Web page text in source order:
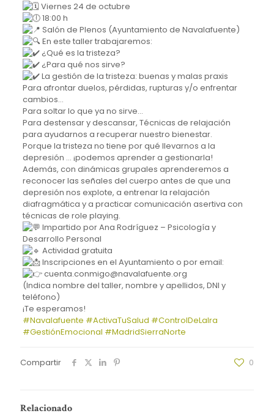
Viernes 24 de octubre
18:00 h
Salón de Plenos (Ayuntamiento de Navalafuente)
En este taller trabajaremos:
¿Qué es la tristeza?
¿Para qué nos sirve?
La gestión de la tristeza: buenas y malas praxis
Para afrontar duelos, pérdidas, rupturas y/o enfrentar
cambios…
Para soltar lo que ya no sirve…
Para destensar y descansar, Técnicas de relajación
para ayudarnos a recuperar nuestro bienestar.
Porque la tristeza no tiene por qué llevarnos a la
depresión … ¡podemos aprender a gestionarla!
Además, con dinámicas grupales aprenderemos a
reconocer las señales del cuerpo antes de que una
depresión nos explote, a entrenar la relajación
diafragmática y a practicar comunicación asertiva con
técnicas de role playing.
Impartido por Ana Rodríguez – Psicología y
Desarrollo Personal
Actividad gratuita
Inscripciones en el Ayuntamiento o por email:
cuenta.conmigo@navalafuente.org
(Indica nombre del taller, nombre y apellidos, DNI y
teléfono)
¡Te esperamos!
#Navalafuente #ActivaTuSalud #ControlDeLaIra
#GestiónEmocional #MadridSierraNorte
Compartir 0
Relacionado